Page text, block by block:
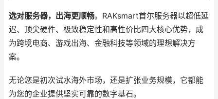
选对服务器，出海更顺畅。RAKsmart首尔服务器以超低延
迟、顶尖硬件、极致稳定性和高性价比四大核心优势，成
为跨境电商、游戏出海、金融科技等领域的理想解决方
案。
无论您是初次试水海外市场，还是扩张业务规模，它都能
为您的企业提供坚实可靠的数字基石。